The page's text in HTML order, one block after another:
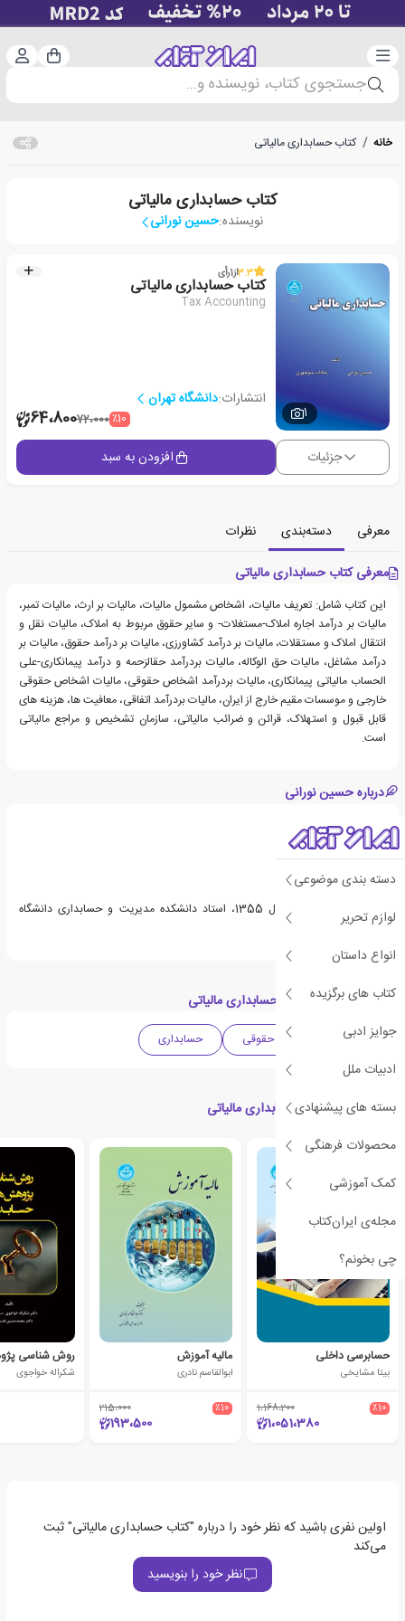
دسته‌بندی سبد
جستجوی کتاب، نویسنده و...
دسته بندی موضوعی
لوازم تحریر
انواع داستان
کتاب های برگزیده
جوایز ادبی
ادبیات ملل
بسته های پیشنهادی
محصولات فرهنگی
کمک آموزشی
مجله‌ی ایران‌کتاب
چی بخونم؟
خانه / کتاب حسابداری مالیاتی
کتاب حسابداری مالیاتی
نویسنده:حسین نورانی
1
3.3از1رأی
کتاب حسابداری مالیاتی
Tax Accounting
انتشارات:دانشگاه تهران
٪1072،00064،800
جزئیات افزودن به سبد
معرفی دسته‌بندی
نظرات
معرفی کتاب حسابداری مالیاتی
این کتاب شامل: تعریف مالیات، اشخاص مشمول مالیات، مالیات بر ارث، مالیات تمبر،
مالیات بر درآمد اجاره املاک-مستغلات- و سایر حقوق مربوط به املاک، مالیات نقل و
انتقال املاک و مستقلات، مالیات بر درآمد کشاورزی، مالیات بر درآمد حقوق، مالیات بر
درآمد مشاغل، مالیات حق الوکاله، مالیات بردرآمد حقالزحمه و درآمد پیمانکاری-علی
الحساب مالیاتی پیمانکاری، مالیات بردرآمد اشخاص حقوقی، مالیات اشخاص حقوقی
خارجی و موسسات مقیم خارج از ایران، مالیات بردرآمد اتفاقی، معافیت ها، هزینه های
قابل قبول و استهلاک، قرائن و ضرائب مالیاتی، سازمان تشخیص و مراجع مالیاتی
است.
درباره حسین نورانی
حسین نورانی متولد سال 1355، استاد دانشکده مدیریت و حسابداری دانشگاه
هرمزگان می باشد.
دسته بندی های کتاب حسابداری مالیاتی
ادبیات ایران حقوقی حسابداری
کتاب های مرتبط با حسابداری مالیاتی
حسابرسی داخلی
بیتا مشایخی
٪10 1،168،200
1،051،380
مالیه آموزش
ابوالقاسم نادری
٪10 215،000
193،500
شکراله خواجوی
اولین نفری باشید که نظر خود را درباره "کتاب حسابداری مالیاتی" ثبت
می‌کند
نظر خود را بنویسید